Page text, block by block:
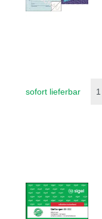
sofort lieferbar